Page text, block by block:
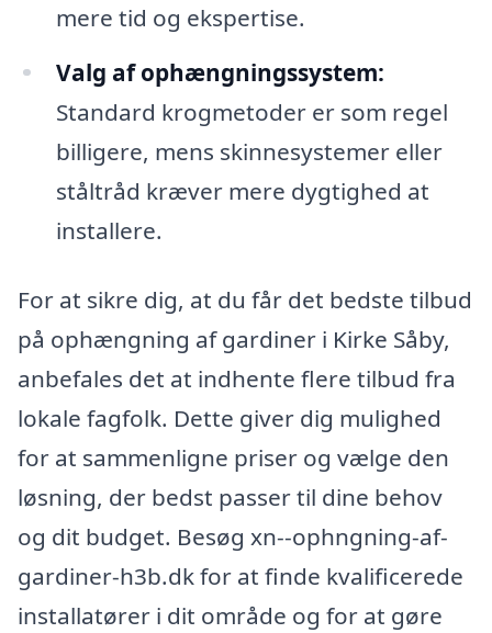
mere tid og ekspertise.
Valg af ophængningssystem:
Standard krogmetoder er som regel
billigere, mens skinnesystemer eller
ståltråd kræver mere dygtighed at
installere.
For at sikre dig, at du får det bedste tilbud
på ophængning af gardiner i Kirke Såby,
anbefales det at indhente flere tilbud fra
lokale fagfolk. Dette giver dig mulighed
for at sammenligne priser og vælge den
løsning, der bedst passer til dine behov
og dit budget. Besøg xn--ophngning-af-
gardiner-h3b.dk for at finde kvalificerede
installatører i dit område og for at gøre